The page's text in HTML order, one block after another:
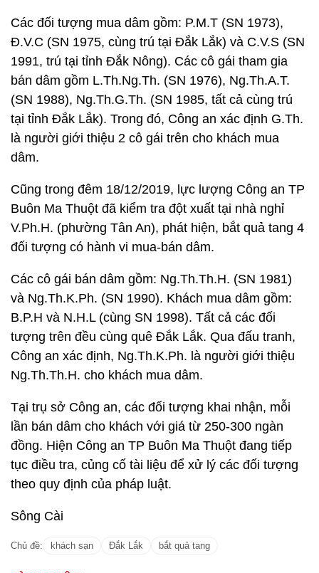
Các đối tượng mua dâm gồm: P.M.T (SN 1973),
Đ.V.C (SN 1975, cùng trú tại Đắk Lắk) và C.V.S (SN
1991, trú tại tỉnh Đắk Nông). Các cô gái tham gia
bán dâm gồm L.Th.Ng.Th. (SN 1976), Ng.Th.A.T.
(SN 1988), Ng.Th.G.Th. (SN 1985, tất cả cùng trú
tại tỉnh Đắk Lắk). Trong đó, Công an xác định G.Th.
là người giới thiệu 2 cô gái trên cho khách mua
dâm.
Cũng trong đêm 18/12/2019, lực lượng Công an TP
Buôn Ma Thuột đã kiểm tra đột xuất tại nhà nghỉ
V.Ph.H. (phường Tân An), phát hiện, bắt quả tang 4
đối tượng có hành vi mua-bán dâm.
Các cô gái bán dâm gồm: Ng.Th.Th.H. (SN 1981)
và Ng.Th.K.Ph. (SN 1990). Khách mua dâm gồm:
B.P.H và N.H.L (cùng SN 1998). Tất cả các đối
tượng trên đều cùng quê Đắk Lắk. Qua đấu tranh,
Công an xác định, Ng.Th.K.Ph. là người giới thiệu
Ng.Th.Th.H. cho khách mua dâm.
Tại trụ sở Công an, các đối tượng khai nhận, mỗi
lần bán dâm cho khách với giá từ 250-300 ngàn
đồng. Hiện Công an TP Buôn Ma Thuột đang tiếp
tục điều tra, củng cố tài liệu để xử lý các đối tượng
theo quy định của pháp luật.
Sông Cài
Chủ đề: khách sạn Đắk Lắk bắt quả tang